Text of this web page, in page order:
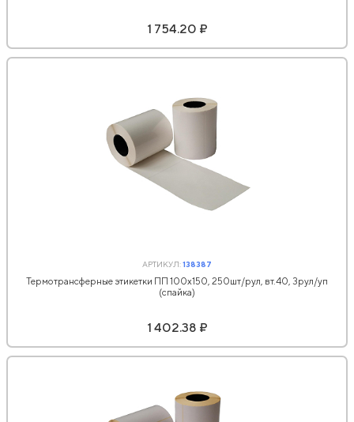
1 754.20 ₽
АРТИКУЛ:138387
Термотрансферные этикетки ПП 100х150, 250шт/рул, вт.40, 3рул/уп
(спайка)
1 402.38 ₽